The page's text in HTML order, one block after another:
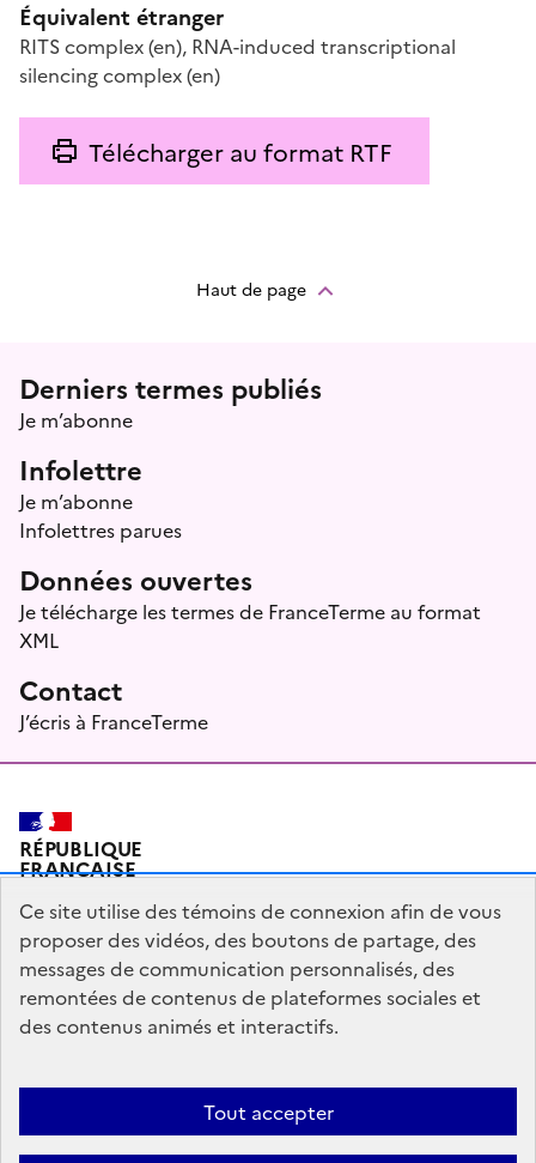
Équivalent étranger
RITS complex(en), RNA-induced transcriptional
silencing complex(en)
Télécharger au format RTF
Haut de page
Menu prefooter
Derniers termes publiés
Je m’abonne
Infolettre
Je m’abonne
Infolettres parues
Données ouvertes
Je télécharge les termes de FranceTerme au format
XML
Contact
J’écris à FranceTerme
RÉPUBLIQUE
FRANÇAISE
Plan du site Mentions légales Qui sommes-nous ?
Partagez votre expérience pour améliorer les services
Accessibilité : partiellement conforme
Ce site utilise des témoins de connexion afin de vous
proposer des vidéos, des boutons de partage, des
messages de communication personnalisés, des
remontées de contenus de plateformes sociales et
des contenus animés et interactifs.
Tout accepter